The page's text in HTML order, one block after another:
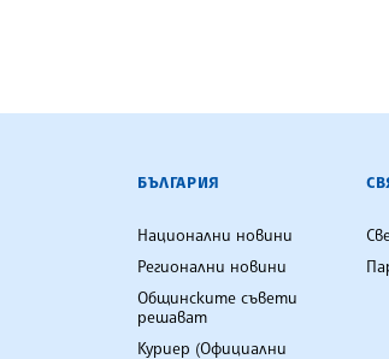
БЪЛГАРСКА
БЪЛГАРИЯ
Национални новини
Регионални новини
Общинските съвети
решават
Куриер (Официални